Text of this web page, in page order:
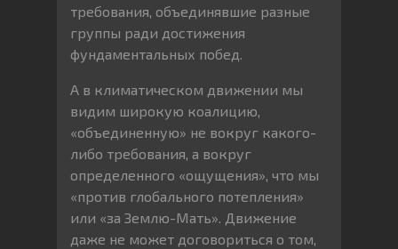
требования, объединявшие разные
группы ради достижения
фундаментальных побед.
А в климатическом движении мы
видим широкую коалицию,
«объединенную» не вокруг какого-
либо требования, а вокруг
определенного «ощущения», что мы
«против глобального потепления»
или «за Землю-Мать». Движение
даже не может договориться о том,